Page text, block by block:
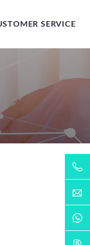
SERVICE